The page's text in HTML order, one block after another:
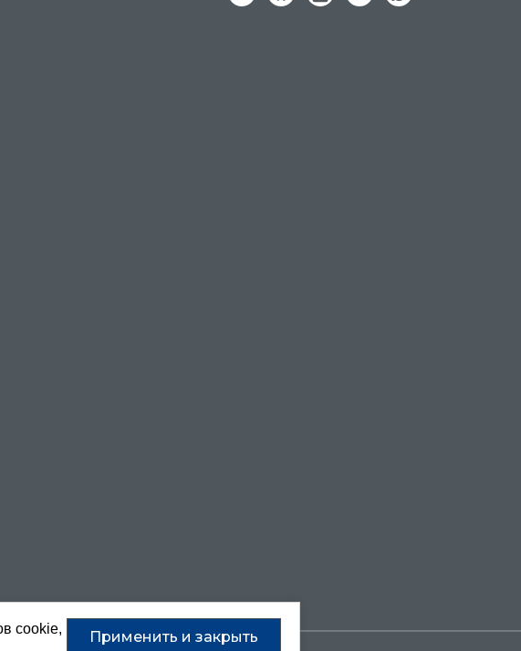
cookie,
Применить и закрыть